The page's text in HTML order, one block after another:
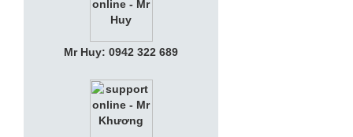
Mr Huy: 0942 322 689